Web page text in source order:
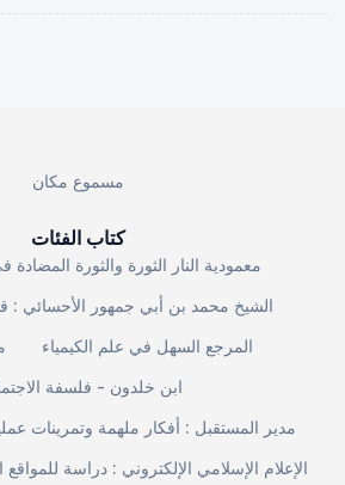
مسموع مكان
كتاب الفئات
معمودية النار الثورة والثورة المضادة
الشيخ محمد بن أبي جمهور الأحسائي :
المرجع السهل في علم الكيمياء
ابن خلدون - فلسفة
مدير المستقبل : أفكار ملهمة وتمرينات
الإعلام الإسلامي الإلكتروني : دراسة للمواقع